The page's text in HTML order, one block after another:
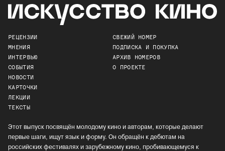
РЕЦЕНЗИИ
МНЕНИЯ
ИНТЕРВЬЮ
СОБЫТИЯ
НОВОСТИ
КАРТОЧКИ
ЛЕКЦИИ
ТЕКСТЫ
СВЕЖИЙ НОМЕР
ПОДПИСКА И ПОКУПКА
АРХИВ НОМЕРОВ
О ПРОЕКТЕ
Этот выпуск посвящён молодому кино и авторам, которые делают
первые шаги, ищут язык и форму. Он обращён к дебютам на
российских фестивалях и зарубежному кино, пробивающемуся к